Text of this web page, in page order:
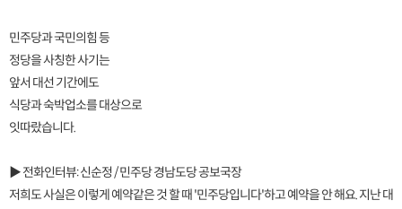
민주당과 국민의힘 등
정당을 사칭한 사기는
앞서 대선 기간에도
식당과 숙박업소를 대상으로
잇따랐습니다.
▶ 전화인터뷰: 신순정 / 민주당 경남도당 공보국장
저희도 사실은 이렇게 예약같은 것 할 때 '민주당입니다'하고 예약을 안 해요. 지난 대